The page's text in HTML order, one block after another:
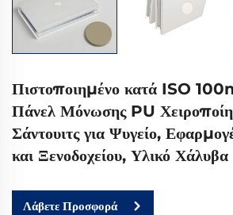
Πιστοποιημένο κατά ISO
Πάνελ Μόνωσης PU
Σάντουιτς για Ψυγείο,
και Ξενοδοχείου, Υλικό Χάλυβα
Λάβετε Προσφορά